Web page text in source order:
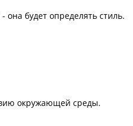
​​будет определять стиль.
окружающей среды.